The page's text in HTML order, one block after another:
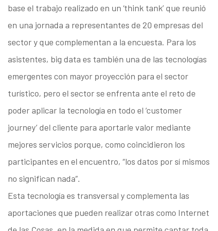
base el trabajo realizado en un ‘think tank’ que reunió
en una jornada a representantes de 20 empresas del
sector y que complementan a la encuesta. Para los
asistentes, big data es también una de las tecnologías
emergentes con mayor proyección para el sector
turístico, pero el sector se enfrenta ante el reto de
poder aplicar la tecnología en todo el ‘customer
journey’ del cliente para aportarle valor mediante
mejores servicios porque, como coincidieron los
participantes en el encuentro, “los datos por sí mismos
no significan nada”.
Esta tecnología es transversal y complementa las
aportaciones que pueden realizar otras como Internet